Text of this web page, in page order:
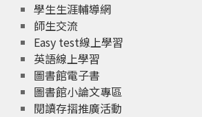
學生生涯輔導網
師生交流
Easy test線上學習
英語線上學習
圖書館電子書
圖書館小論文專區
閱讀存摺推廣活動